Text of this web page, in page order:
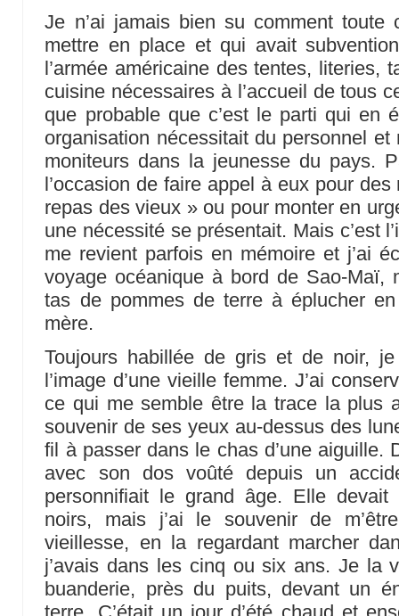
Je n’ai jamais bien su comment toute
mettre en place et qui avait
l’armée américaine des tentes, literies,
cuisine nécessaires à l’accueil de tous
que probable que c’est le parti qui en
organisation nécessitait du personnel
moniteurs dans la jeunesse du pays.
l’occasion de faire appel à eux pour
repas des vieux » ou pour monter en
une nécessité se présentait. Mais c’est
me revient parfois en mémoire et j’ai
voyage océanique à bord de Sao-Maï,
tas de pommes de terre à éplucher
mère.
Toujours habillée de gris et de noir,
l’image d’une vieille femme. J’ai
ce qui me semble être la trace la plus
souvenir de ses yeux au-dessus des
fil à passer dans le chas d’une aiguille.
avec son dos voûté depuis un
personnifiait le grand âge. Elle
noirs, mais j’ai le souvenir de
vieillesse, en la regardant marcher
j’avais dans les cinq ou six ans. Je la
buanderie, près du puits, devant un